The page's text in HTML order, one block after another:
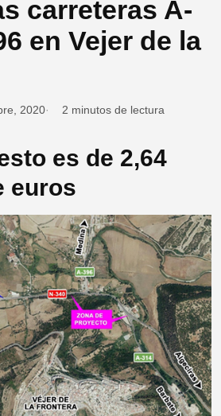
carreteras A-
en Vejer de la
2020 2 minutos de lectura
es de 2,64
euros